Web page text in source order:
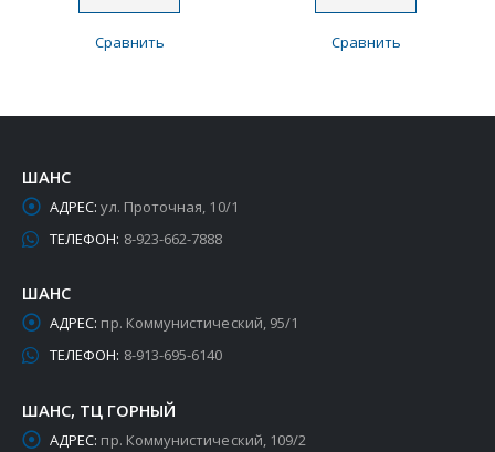
Сравнить Сравнить
ШАНС
АДРЕС: ул. Проточная, 10/1
ТЕЛЕФОН: 8-923-662-7888
ШАНС
АДРЕС: пр. Коммунистический, 95/1
ТЕЛЕФОН: 8-913-695-6140
ШАНС, ТЦ ГОРНЫЙ
АДРЕС: пр. Коммунистический, 109/2